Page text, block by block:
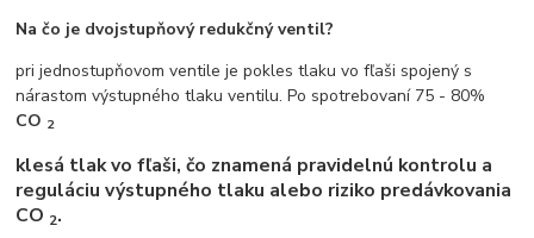
Na čo je dvojstupňový redukčný ventil?
pri jednostupňovom ventile je pokles tlaku vo fľaši spojený s
nárastom výstupného tlaku ventilu. Po spotrebovaní 75 - 80%
CO 2
klesá tlak vo fľaši, čo znamená pravidelnú kontrolu a
reguláciu výstupného tlaku alebo riziko predávkovania
CO 2.